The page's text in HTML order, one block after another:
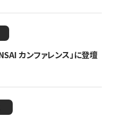
カンファレンス」に登壇